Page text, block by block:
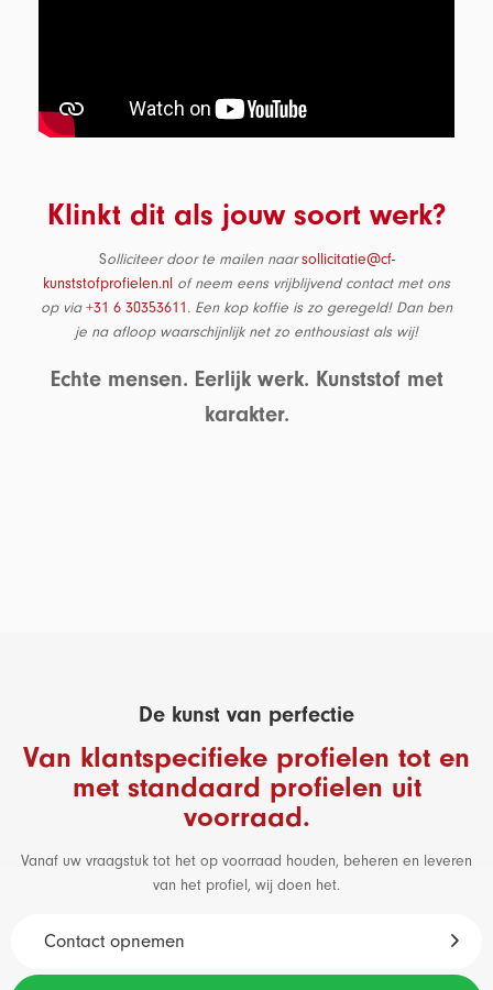
Klinkt dit als jouw soort werk?
Solliciteer door te mailen naarsollicitatie@cf-
kunststofprofielen.nl of neem eens vrijblijvend contact met ons
op via+31 6 30353611. Een kop koffie is zo geregeld! Dan ben
je na afloop waarschijnlijk net zo enthousiast als wij!
Echte mensen. Eerlijk werk. Kunststof met
karakter.
De kunst van perfectie
Van klantspecifieke profielen tot en
met standaard profielen uit
voorraad.
Vanaf uw vraagstuk tot het op voorraad houden, beheren en leveren
van het profiel, wij doen het.
Contact opnemen